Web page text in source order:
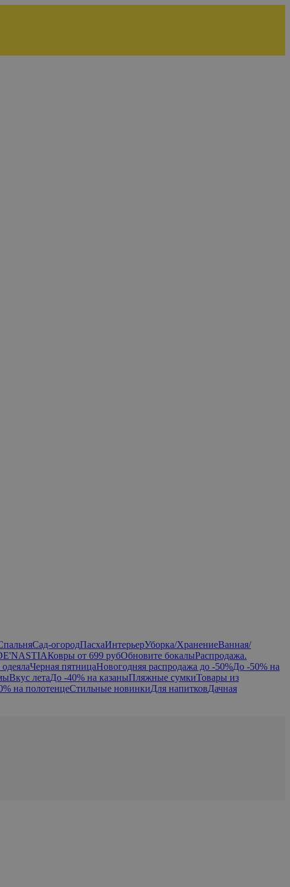
Сад-огородПасхаИнтерьерУборка/ХранениеВанная/
Ковры от 699 рубОбновите бокалыРаспродажа.
Черная пятницаНовогодняя распродажа до -50%До -50% на
Вкус летаДо -40% на казаныПляжные сумкиТовары из
на полотенцеСтильные новинкиДля напитковДачная